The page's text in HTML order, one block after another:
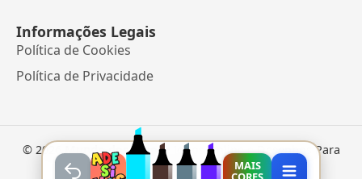
Informações Legais
Política de Cookies
Política de Privacidade
© 2026 Mundo dos Jogos• Jogos Online e Desenhos Para
Colorir
MAIS